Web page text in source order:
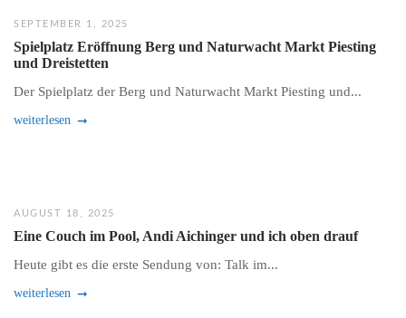
SEPTEMBER 1, 2025
Spielplatz Eröffnung Berg und Naturwacht Markt Piesting
und Dreistetten
Der Spielplatz der Berg und Naturwacht Markt Piesting und...
weiterlesen
AUGUST 18, 2025
Eine Couch im Pool, Andi Aichinger und ich oben drauf
Heute gibt es die erste Sendung von: Talk im...
weiterlesen